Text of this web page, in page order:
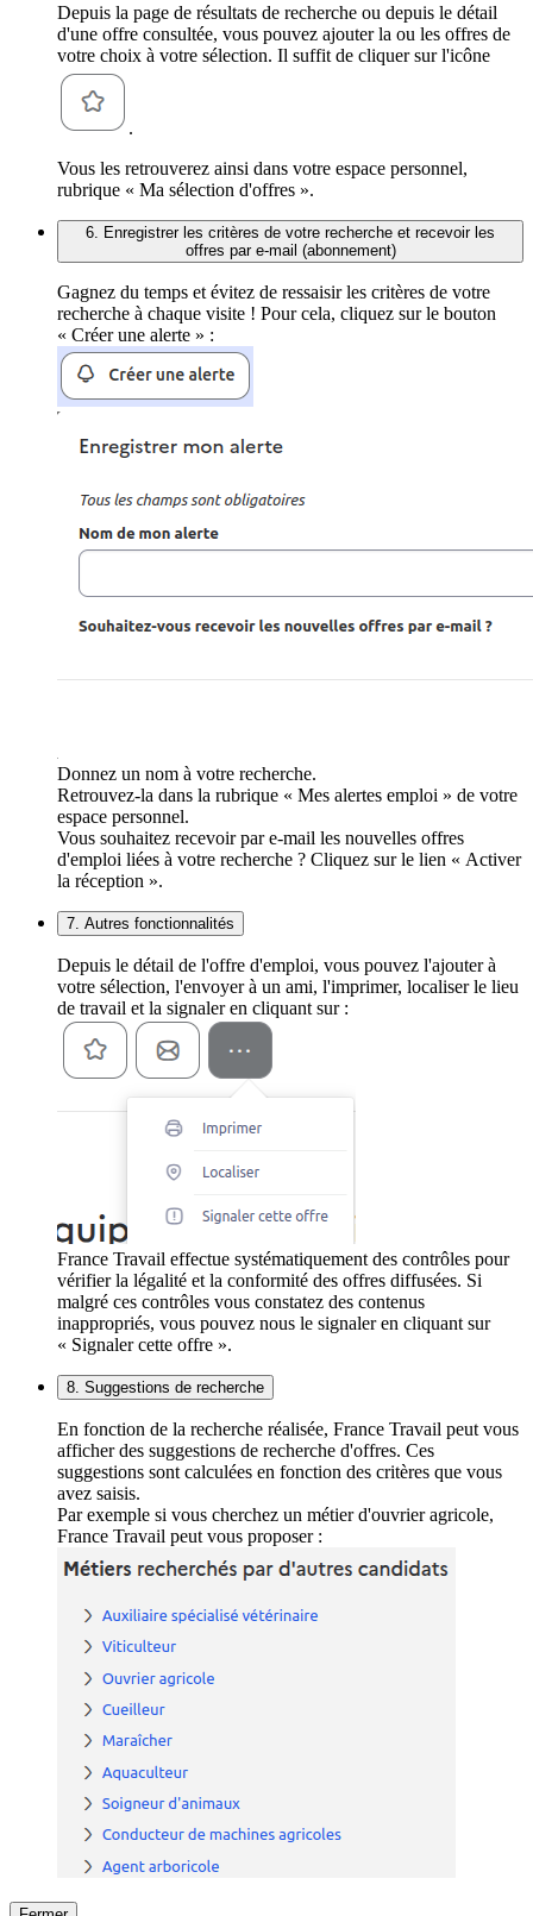
Depuis la page de résultats de recherche ou depuis le détail
d'une offre consultée, vous pouvez ajouter la ou les offres de
votre choix à votre sélection. Il suffit de cliquer sur l'icône
.
Vous les retrouverez ainsi dans votre espace personnel,
rubrique « Ma sélection d'offres ».
6. Enregistrer les critères de votre recherche et recevoir les
offres par e-mail (abonnement)
Gagnez du temps et évitez de ressaisir les critères de votre
recherche à chaque visite ! Pour cela, cliquez sur le bouton
« Créer une alerte » :
Donnez un nom à votre recherche.
Retrouvez-la dans la rubrique « Mes alertes emploi » de votre
espace personnel.
Vous souhaitez recevoir par e-mail les nouvelles offres
d'emploi liées à votre recherche ? Cliquez sur le lien « Activer
la réception ».
7. Autres fonctionnalités
Depuis le détail de l'offre d'emploi, vous pouvez l'ajouter à
votre sélection, l'envoyer à un ami, l'imprimer, localiser le lieu
de travail et la signaler en cliquant sur :
France Travail effectue systématiquement des contrôles pour
vérifier la légalité et la conformité des offres diffusées. Si
malgré ces contrôles vous constatez des contenus
inappropriés, vous pouvez nous le signaler en cliquant sur
« Signaler cette offre ».
8. Suggestions de recherche
En fonction de la recherche réalisée, France Travail peut vous
afficher des suggestions de recherche d'offres. Ces
suggestions sont calculées en fonction des critères que vous
avez saisis.
Par exemple si vous cherchez un métier d'ouvrier agricole,
France Travail peut vous proposer :